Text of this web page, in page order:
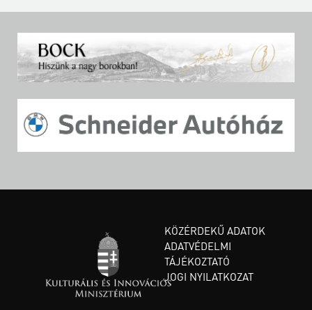
KÖZÉRDEKŰ ADATOK
ADATVÉDELMI
TÁJÉKOZTATÓ
JOGI NYILATKOZAT